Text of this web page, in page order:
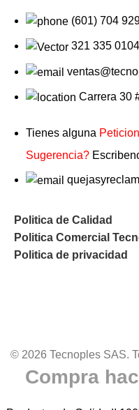
(601) 704
321 335 0104
Carrera 30
Tienes alguna
Sugerencia?
Politica de Calidad
Politica Comercial
Politica de privacidad
© 2026 Tecnoples SAS.
Compra